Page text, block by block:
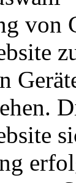
von